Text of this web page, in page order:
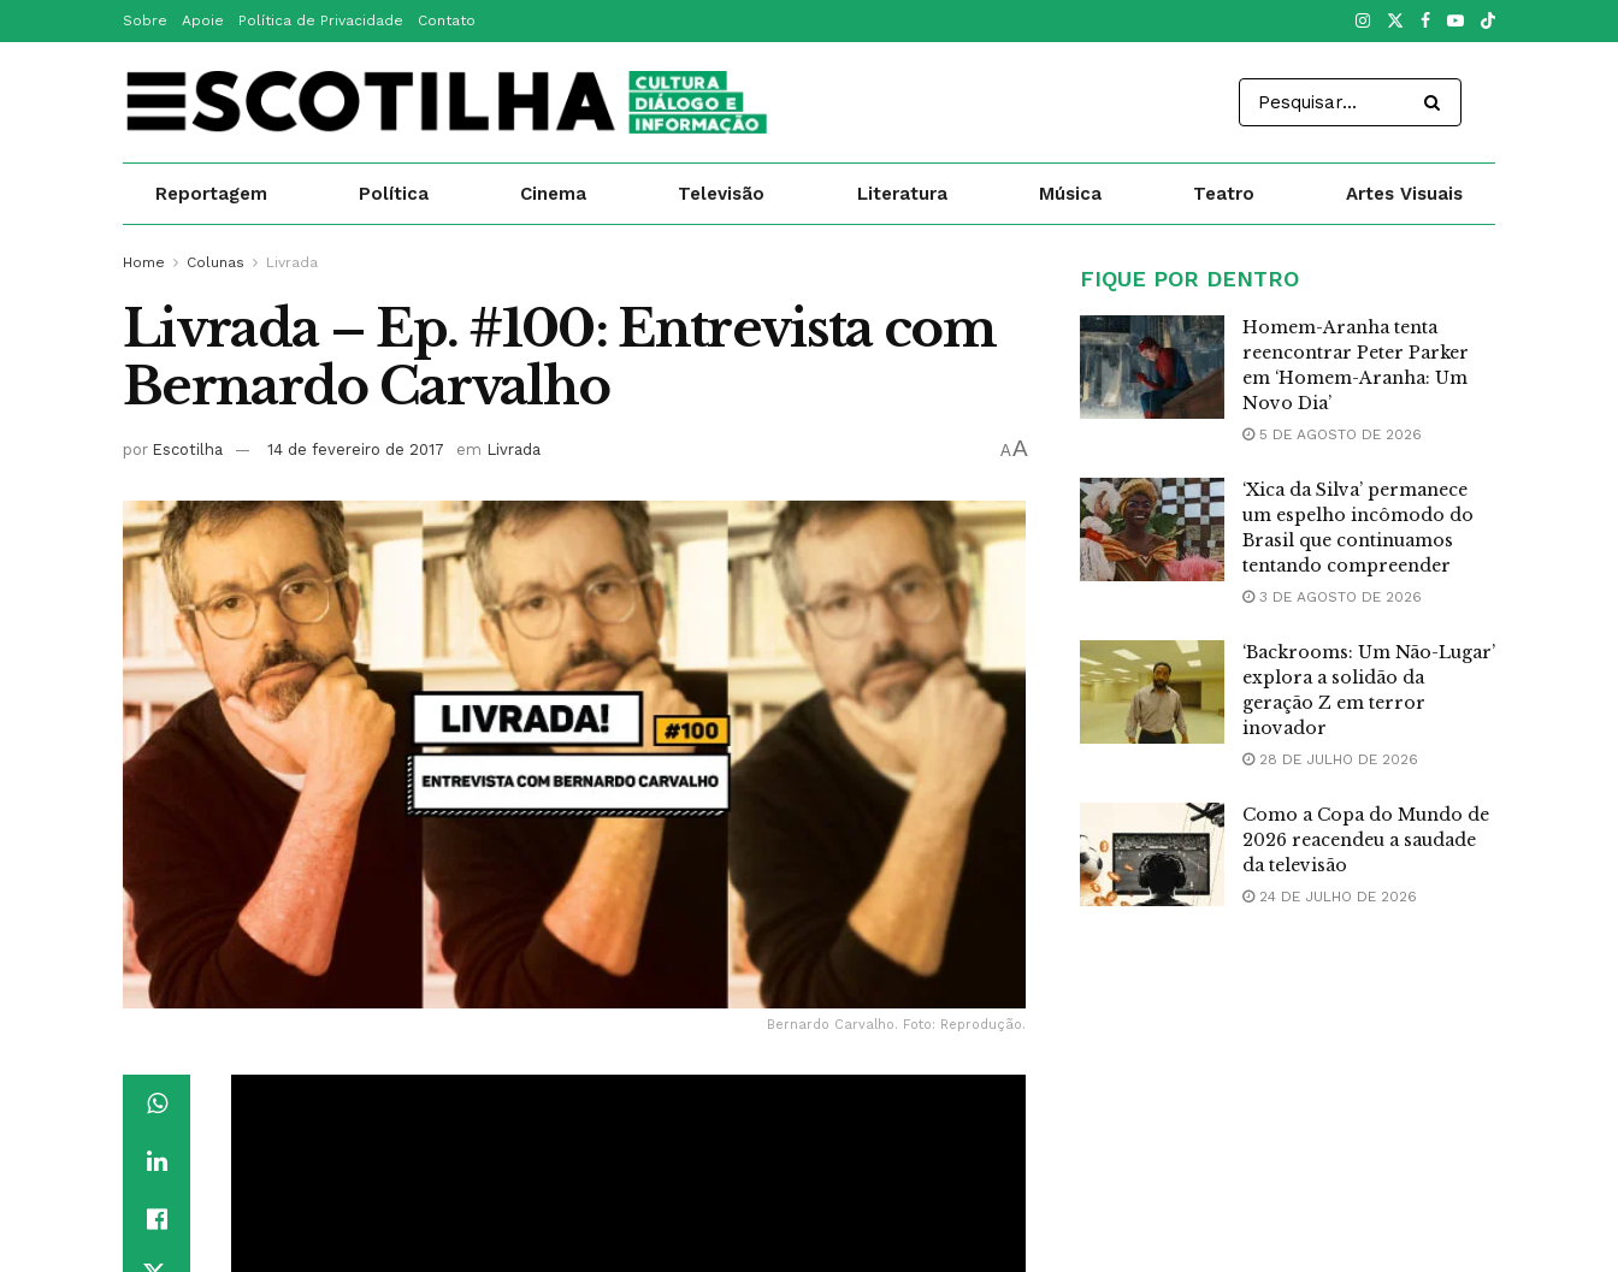
Sobre Apoie Política de Privacidade Contato
Reportagem Política Cinema Televisão Literatura Música Teatro Artes Visuais
Home Colunas Livrada
Livrada – Ep. #100: Entrevista com
Bernardo Carvalho
por Escotilha 14 de fevereiro de 2017 em Livrada AA
Bernardo Carvalho. Foto: Reprodução.
FIQUE POR DENTRO
Homem-Aranha tenta
reencontrar Peter Parker
em ‘Homem-Aranha: Um
Novo Dia’
5 DE AGOSTO DE 2026
‘Xica da Silva’ permanece
um espelho incômodo do
Brasil que continuamos
tentando compreender
3 DE AGOSTO DE 2026
‘Backrooms: Um Não-Lugar’
explora a solidão da
geração Z em terror
inovador
28 DE JULHO DE 2026
Como a Copa do Mundo de
2026 reacendeu a saudade
da televisão
24 DE JULHO DE 2026